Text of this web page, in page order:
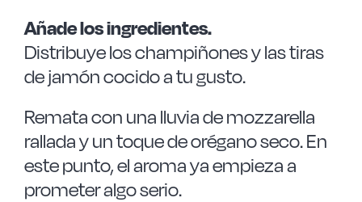
Añade los ingredientes.
Distribuye los champiñones y las tiras
de jamón cocido a tu gusto.
Remata con una lluvia de mozzarella
rallada y un toque de orégano seco. En
este punto, el aroma ya empieza a
prometer algo serio.